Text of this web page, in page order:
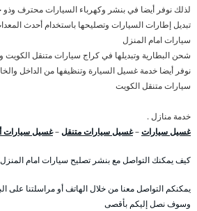
لذلك نوفر أيضا في بنشر وكهرباء السيارات محترف وذو
تبديل إطارات السيارات وتصليحها باستخدام أحدث
سيارات امام المنزل
شحن البطارية وتبديلها في كراج سيارات متنقل
نوفر أيضا خدمة غسيل السيارة وتنظيفها من الداخل
سيارات متنقل الكويت
خدمة منازل .
غسيل سيارات–غسيل سيارات متنقل–غسيل سيارات
كيف يمكنك التواصل مع بنشر تصليح سيارات امام
يمكنكم التواصل معنا من خلال الهاتف أو مراسلتنا على
وسوف نصل إليكم بأقصى